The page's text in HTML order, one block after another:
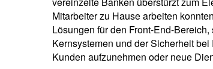
Mitarbeiter zu Hause arbeiten
Lösungen für den Front-End-
Kernsystemen und der Sicherheit
Kunden aufzunehmen oder neue